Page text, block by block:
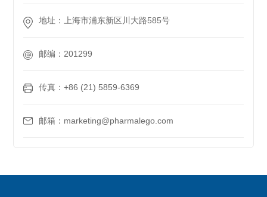
地址：上海市浦东新区川大路585号
邮编：201299
传真：+86 (21) 5859-6369
邮箱：marketing@pharmalego.com